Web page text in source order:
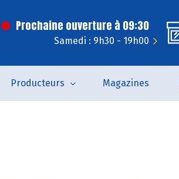
Prochaine ouverture à 09:30
Samedi : 9h30 - 19h00
Producteurs Magazines